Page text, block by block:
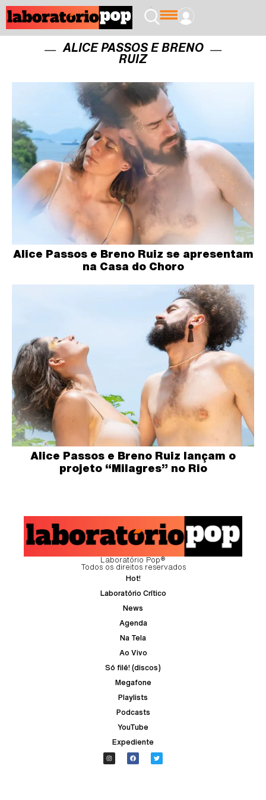
ALICE PASSOS E BRENO
RUIZ
Alice Passos e Breno Ruiz se apresentam
na Casa do Choro
Alice Passos e Breno Ruiz lançam o
projeto “Milagres” no Rio
Laboratório Pop®
Todos os direitos reservados
Hot!
Laboratório Crítico
News
Agenda
Na Tela
Ao Vivo
Só filé! (discos)
Megafone
Playlists
Podcasts
YouTube
Expediente